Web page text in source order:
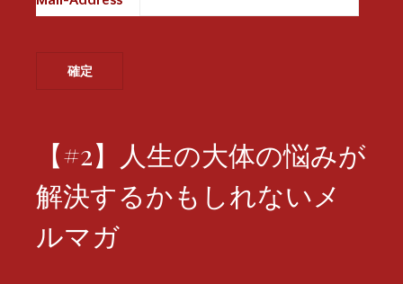
【#2】人生の大体の悩みが
解決するかもしれないメ
ルマガ